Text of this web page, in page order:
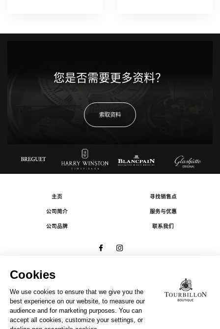
您是否需要更多资料？
索取资料
主页
公司简介
公司品牌
寻找销售点
服务与优惠
联系我们
A COMPANY OF THE